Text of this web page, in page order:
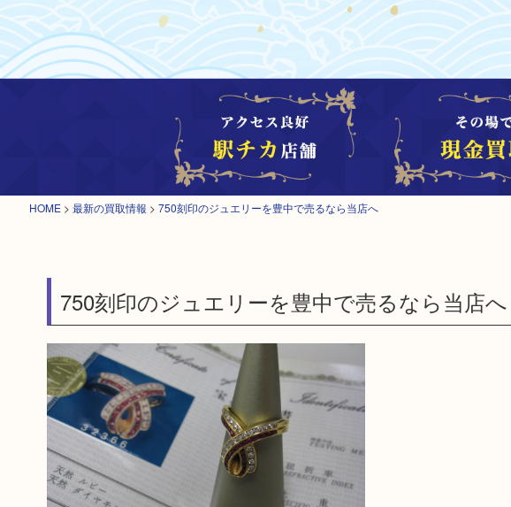
HOME > 最新の買取情報 > 750刻印のジュエリーを豊中で売るなら当店へ
750刻印のジュエリーを豊中で売るなら当店へ